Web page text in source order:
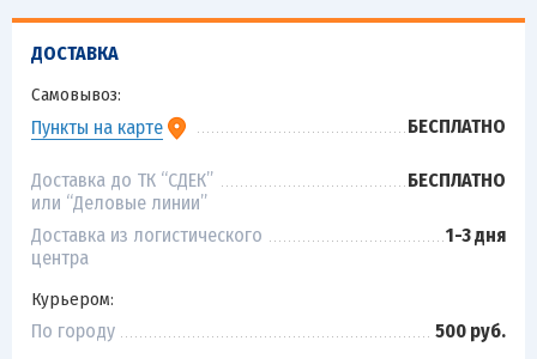
ДОСТАВКА
Самовывоз:
Пункты на карте БЕСПЛАТНО
Доставка до ТК “СДЕК”
или “Деловые линии”
БЕСПЛАТНО
Доставка из логистического
центра
1-3 дня
Курьером:
По городу
500 руб.